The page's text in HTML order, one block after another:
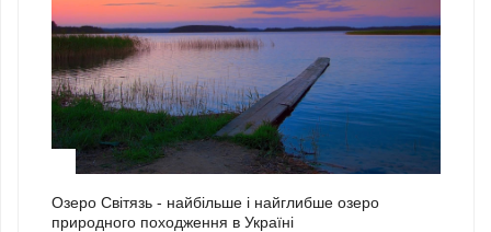
Озеро Світязь - найбільше і найглибше озеро
природного походження в Україні